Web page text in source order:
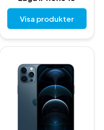
Visa produkter